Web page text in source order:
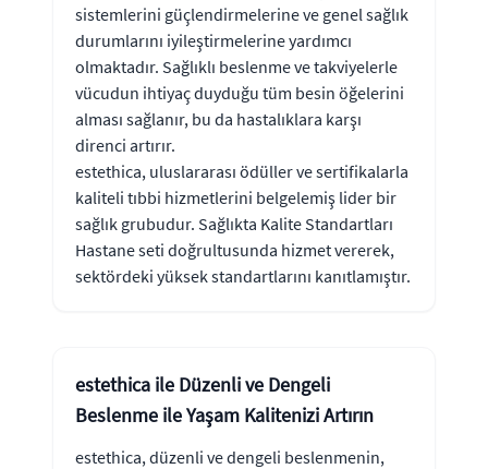
sistemlerini güçlendirmelerine ve genel sağlık
durumlarını iyileştirmelerine yardımcı
olmaktadır. Sağlıklı beslenme ve takviyelerle
vücudun ihtiyaç duyduğu tüm besin öğelerini
alması sağlanır, bu da hastalıklara karşı
direnci artırır.
estethica, uluslararası ödüller ve sertifikalarla
kaliteli tıbbi hizmetlerini belgelemiş lider bir
sağlık grubudur. Sağlıkta Kalite Standartları
Hastane seti doğrultusunda hizmet vererek,
sektördeki yüksek standartlarını kanıtlamıştır.
estethica ile Düzenli ve Dengeli
Beslenme ile Yaşam Kalitenizi Artırın
estethica, düzenli ve dengeli beslenmenin,